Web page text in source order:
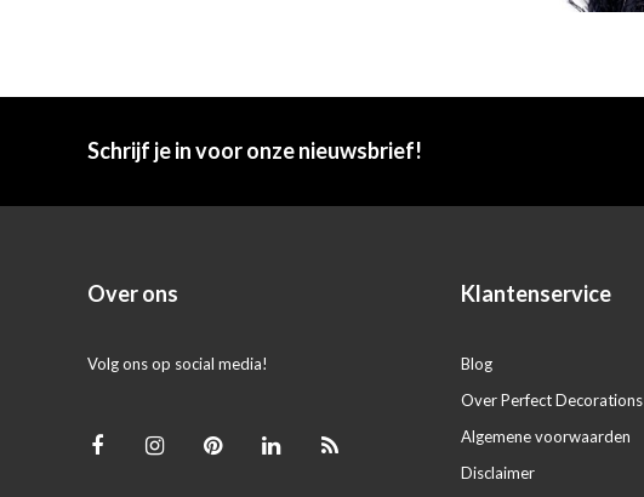
Schrijf je in voor onze nieuwsbrief!
Over ons
Volg ons op social media!
Klantenservice
Blog
Over Perfect Decorations
Algemene voorwaarden
Disclaimer